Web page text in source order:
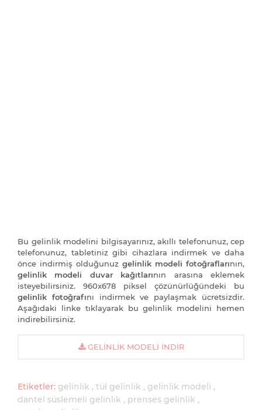
Bu gelinlik modelini bilgisayarınız, akıllı telefonunuz, cep
telefonunuz, tabletiniz gibi cihazlara indirmek ve daha
önce indirmiş olduğunuz gelinlik modeli fotoğraflarının,
gelinlik modeli duvar kağıtlarının arasına eklemek
isteyebilirsiniz. 960x678 piksel çözünürlüğündeki bu
gelinlik fotoğrafını indirmek ve paylaşmak ücretsizdir.
Aşağıdaki linke tıklayarak bu gelinlik modelini hemen
indirebilirsiniz.
GELINLIK MODELI İNDIR
Etiketler: gelinlik tül gelinlik
gelinlik modeli
dantel süslemeli gelinlik
prenses gelinlik